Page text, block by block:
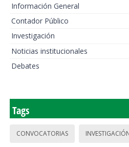
Información General
Contador Público
Investigación
Noticias institucionales
Debates
Tags
CONVOCATORIAS